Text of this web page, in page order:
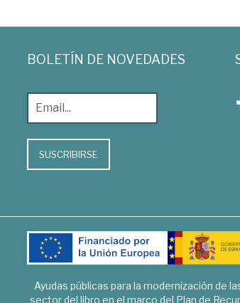
BOLETÍN DE NOVEDADES
SUSCRIBIRSE
Ayudas públicas para la modernización de
sector del libro en el marco del Plan de